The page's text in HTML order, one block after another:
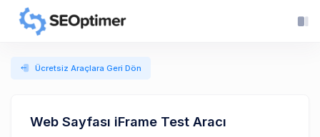
Ücretsiz Araçlara Geri Dön
Web Sayfası iFrame Test Aracı